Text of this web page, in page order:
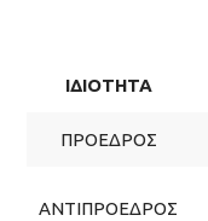
ΙΔΙΟΤΗΤΑ
ΠΡΟΕΔΡΟΣ
ΑΝΤΙΠΡΟΕΔΡΟΣ